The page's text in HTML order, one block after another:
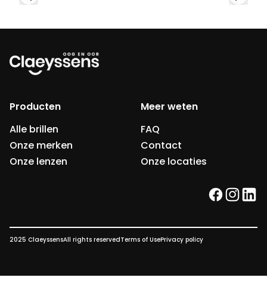
Producten
Alle brillen
Onze merken
Onze lenzen
Meer weten
FAQ
Contact
Onze locaties
facebook
2025 ClaeyssensAll rights reservedTerms of UsePrivacy policy